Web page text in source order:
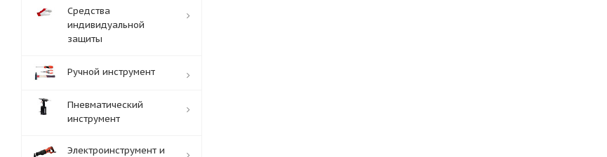
Средства
индивидуальной
защиты
Ручной инструмент
Пневматический
инструмент
Электроинструмент и